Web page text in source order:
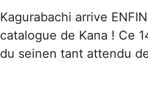
Kagurabachi arrive
catalogue de Kana ! Ce
du seinen tant attendu